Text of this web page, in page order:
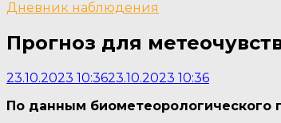
Дневник наблюдения
Прогноз для
23.10.2023 10:3623.10.2023 10:36
По данным биометеорологического